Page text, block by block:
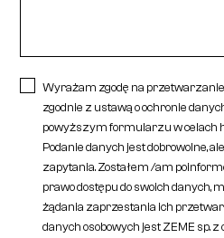
Wyrażam zgodę na
zgodnie z ustawą o ochronie
powyższym formularzu w celach
Podanie danych jest dobrowolne,
zapytania. Zostałem /am
prawo dostępu do swoich danych,
żądania zaprzestania ich
danych osobowych jest ZEME sp. z